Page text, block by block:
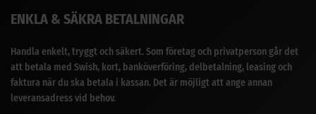
ENKLA & SÄKRA BETALNINGAR
Handla enkelt, tryggt och säkert. Som företag och privatperson går det
att betala med Swish, kort, banköverföring, delbetalning, leasing och
faktura när du ska betala i kassan. Det är möjligt att ange annan
leveransadress vid behov.